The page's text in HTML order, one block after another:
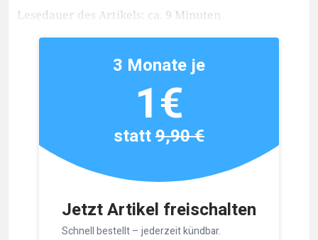
Lesedauer des Artikels: ca. 9 Minuten
Jetzt Artikel freischalten
Schnell bestellt – jederzeit kündbar.
3 Monate je
1€
statt9,90 €